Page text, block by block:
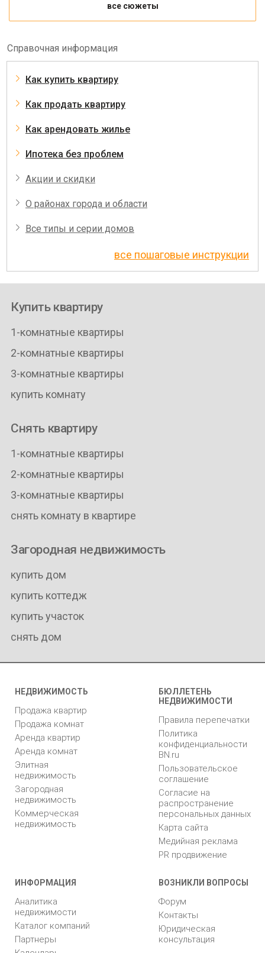
все сюжеты
Справочная информация
Как купить квартиру
Как продать квартиру
Как арендовать жилье
Ипотека без проблем
Акции и скидки
О районах города и области
Все типы и серии домов
все пошаговые инструкции
Купить квартиру
1-комнатные квартиры
2-комнатные квартиры
3-комнатные квартиры
купить комнату
Снять квартиру
1-комнатные квартиры
2-комнатные квартиры
3-комнатные квартиры
снять комнату в квартире
Загородная недвижимость
купить дом
купить коттедж
купить участок
снять дом
НЕДВИЖИМОСТЬ
Продажа квартир
Продажа комнат
Аренда квартир
Аренда комнат
Элитная
недвижимость
Загородная
недвижимость
Коммерческая
недвижимость
БЮЛЛЕТЕНЬ
НЕДВИЖИМОСТИ
Правила перепечатки
Политика
конфиденциальности
BN.ru
Пользовательское
соглашение
Согласие на
распространение
персональных данных
Карта сайта
Медийная реклама
PR продвижение
ИНФОРМАЦИЯ
Аналитика
недвижимости
Каталог компаний
Партнеры
ВОЗНИКЛИ ВОПРОСЫ
Форум
Контакты
Юридическая
консультация